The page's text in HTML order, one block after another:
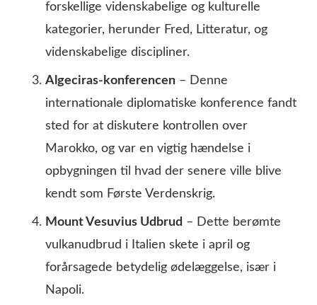
forskellige videnskabelige og kulturelle
kategorier, herunder Fred, Litteratur, og
videnskabelige discipliner.
Algeciras-konferencen – Denne
internationale diplomatiske konference fandt
sted for at diskutere kontrollen over
Marokko, og var en vigtig hændelse i
opbygningen til hvad der senere ville blive
kendt som Første Verdenskrig.
Mount Vesuvius Udbrud – Dette berømte
vulkanudbrud i Italien skete i april og
forårsagede betydelig ødelæggelse, især i
Napoli.